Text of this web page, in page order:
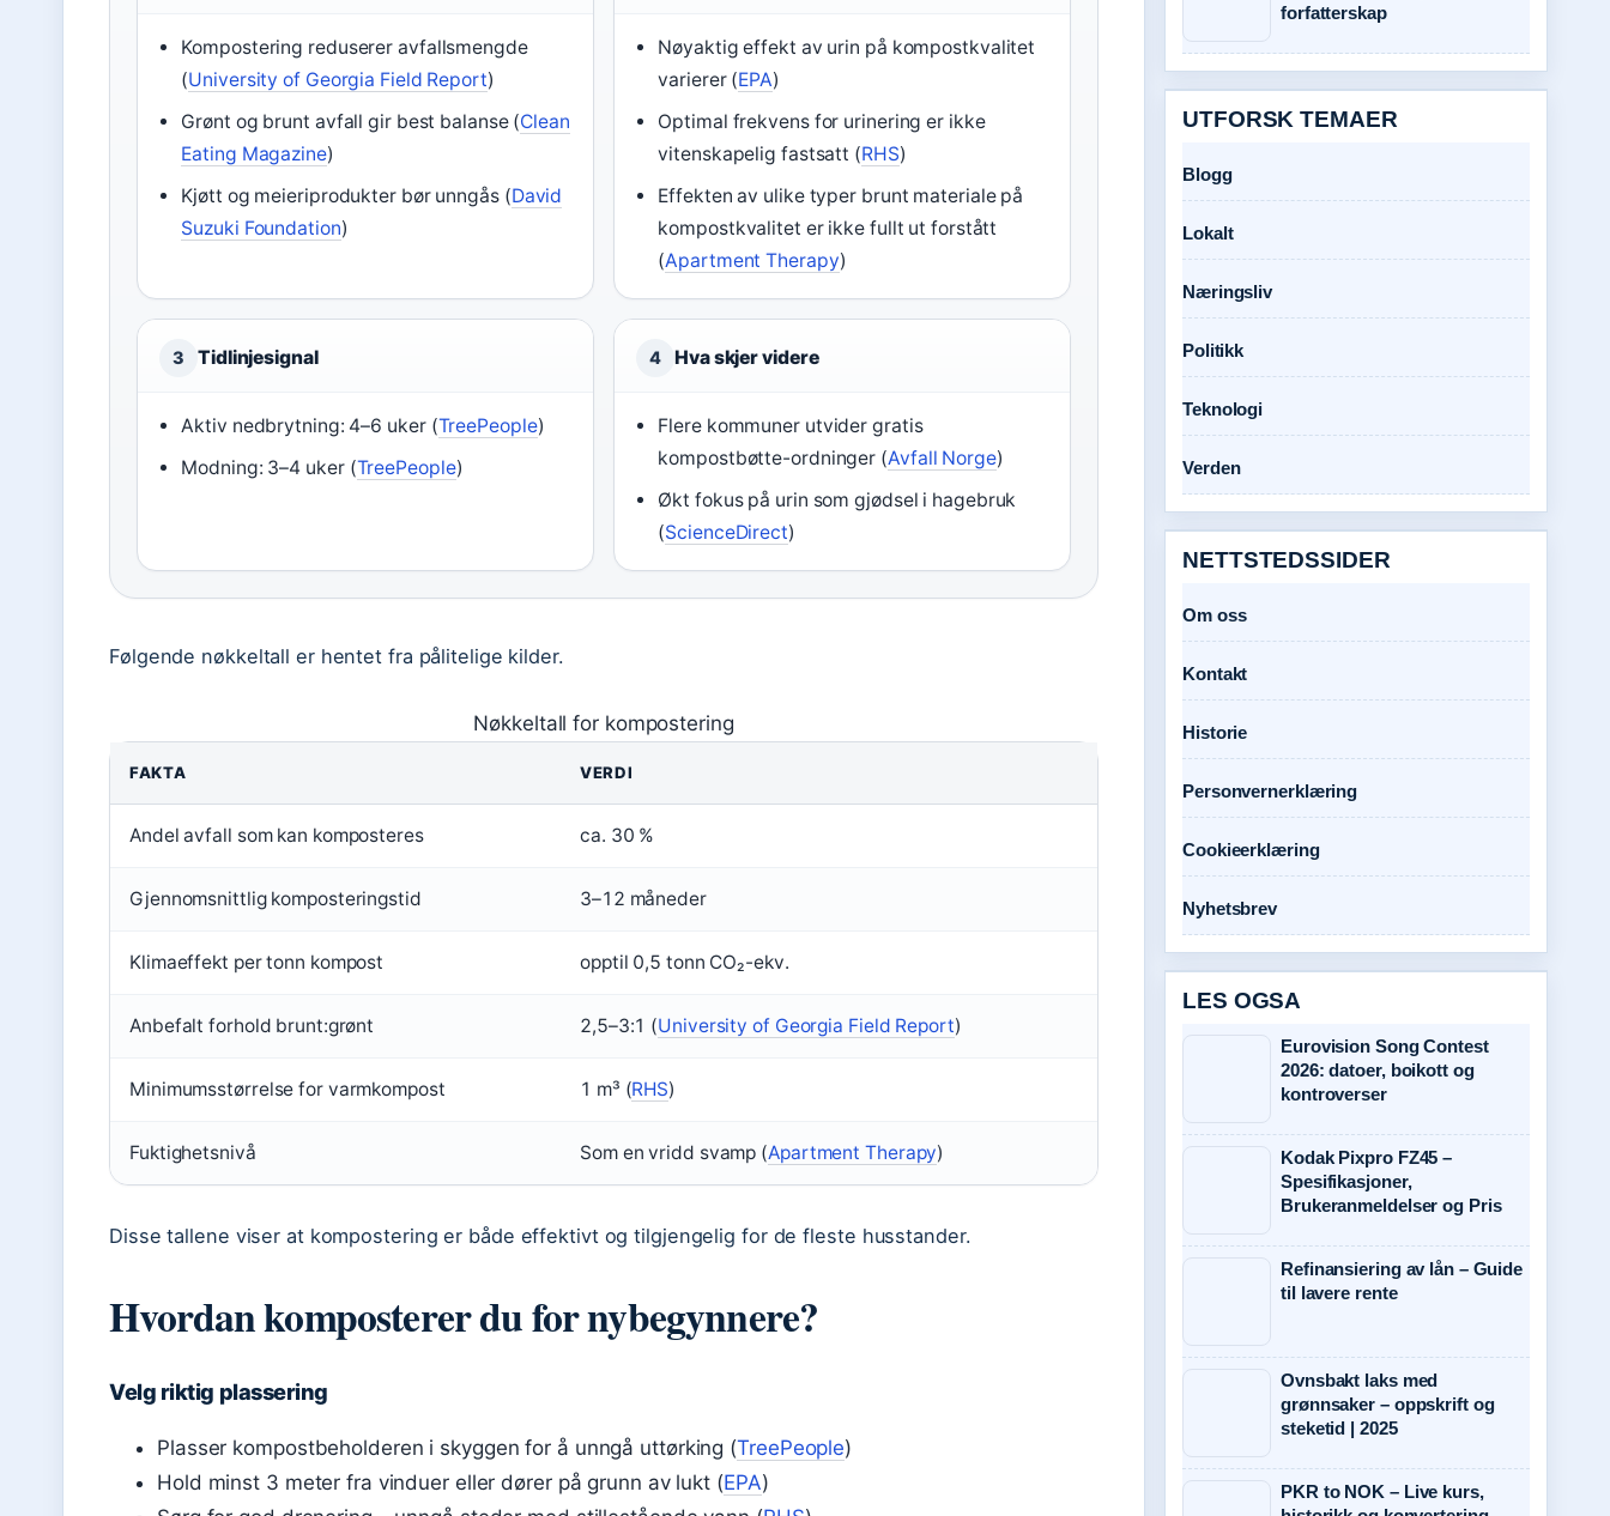
Kompostering reduserer avfallsmengde
(University of Georgia Field Report)
Grønt og brunt avfall gir best balanse (Clean
Eating Magazine)
Kjøtt og meieriprodukter bør unngås (David
Suzuki Foundation)
Nøyaktig effekt av urin på kompostkvalitet
varierer (EPA)
Optimal frekvens for urinering er ikke
vitenskapelig fastsatt (RHS)
Effekten av ulike typer brunt materiale på
kompostkvalitet er ikke fullt ut forstått
(Apartment Therapy)
3 Tidlinjesignal
Aktiv nedbrytning: 4–6 uker (TreePeople)
Modning: 3–4 uker (TreePeople)
4 Hva skjer videre
Flere kommuner utvider gratis
kompostbøtte-ordninger (Avfall Norge)
Økt fokus på urin som gjødsel i hagebruk
(ScienceDirect)
Følgende nøkkeltall er hentet fra pålitelige kilder.
Nøkkeltall for kompostering
FAKTA VERDI
Andel avfall som kan komposteres ca. 30 %
Gjennomsnittlig komposteringstid 3–12 måneder
Klimaeffekt per tonn kompost opptil 0,5 tonn CO₂-ekv.
Anbefalt forhold brunt:grønt 2,5–3:1 (University of Georgia Field Report)
Minimumsstørrelse for varmkompost 1 m³ (RHS)
Fuktighetsnivå Som en vridd svamp (Apartment Therapy)
Disse tallene viser at kompostering er både effektivt og tilgjengelig for de fleste husstander.
Hvordan komposterer du for nybegynnere?
Velg riktig plassering
Plasser kompostbeholderen i skyggen for å unngå uttørking (TreePeople)
Hold minst 3 meter fra vinduer eller dører på grunn av lukt (EPA)
forfatterskap
UTFORSK TEMAER
Blogg
Lokalt
Næringsliv
Politikk
Teknologi
Verden
NETTSTEDSSIDER
Om oss
Kontakt
Historie
Personvernerklæring
Cookieerklæring
Nyhetsbrev
LES OGSA
Eurovision Song Contest
2026: datoer, boikott og
kontroverser
Kodak Pixpro FZ45 –
Spesifikasjoner,
Brukeranmeldelser og Pris
Refinansiering av lån – Guide
til lavere rente
Ovnsbakt laks med
grønnsaker – oppskrift og
steketid | 2025
PKR to NOK – Live kurs,